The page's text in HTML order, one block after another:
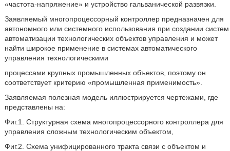
«частота-напряжение» и устройство гальванической развязки.
Заявляемый многопроцессорный контроллер предназначен для
автономного или системного использования при создании систем
автоматизации технологических объектов управления и может
найти широкое применение в системах автоматического
управления технологическими
процессами крупных промышленных объектов, поэтому он
соответствует критерию «промышленная применимость».
Заявляемая полезная модель иллюстрируется чертежами, где
представлены на:
Фиг.1. Структурная схема многопроцессорного контроллера для
управления сложным технологическим объектом,
Фиг.2. Схема унифицированного тракта связи с объектом и